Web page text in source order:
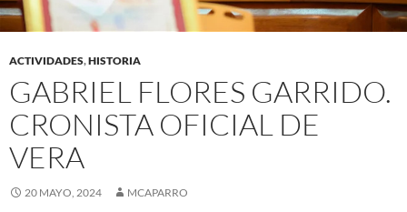
ACTIVIDADES,HISTORIA
GABRIEL FLORES GARRIDO.
CRONISTA OFICIAL DE
VERA
20 MAYO, 2024 MCAPARRO